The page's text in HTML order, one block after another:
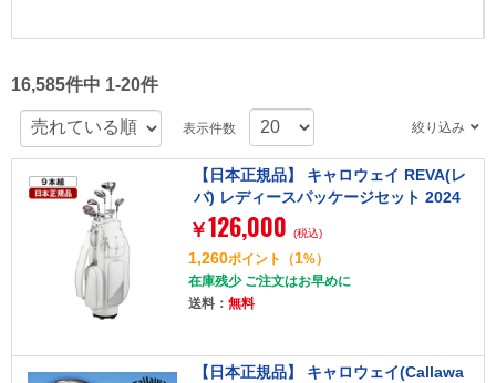
16,585件中 1-20件
表示件数 絞り込み
【日本正規品】 キャロウェイ REVA(レ
バ) レディースパッケージセット 2024
年モデル (W#1、W#4、5H、I#7～#9、
PW、SW、PT) Callawayオリジナルカ
ーボンシャフト(L) ピンク キャディバッ
グ付き
￥126,000 (税込)
1,260ポイント （1%）
在庫残少 ご注文はお早めに
送料： 無料
【日本正規品】 キャロウェイ(Callawa